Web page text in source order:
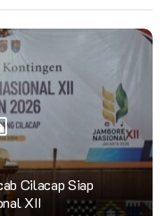
Cilacap Siap
XII